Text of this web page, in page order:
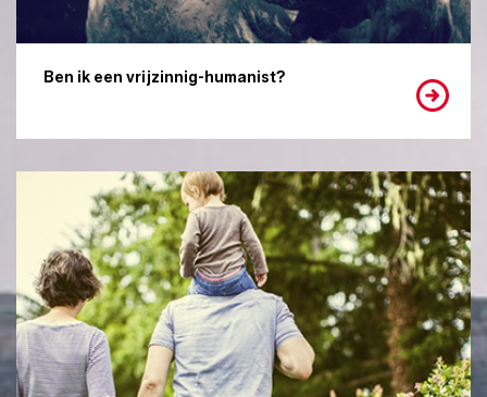
Ben ik een vrijzinnig-humanist?